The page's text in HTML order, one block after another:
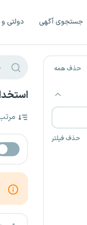
جستجوی آگهی دولتی
حذف همه
حذف فیلتر